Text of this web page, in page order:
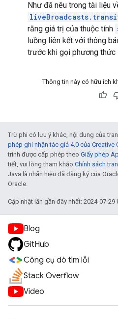
Như đã nêu trong tài liệu
rằng giá trị của thuộc tính
luồng liên kết với thông
trước khi gọi phương thức
Thông tin này có hữu ích
Trừ phi có lưu ý khác, nội dung của
phép ghi nhận tác giả 4.0 của Creative
trình được cấp phép theo Giấy phép
tiết, vui lòng tham khảo Chính sách
Java là nhãn hiệu đã đăng ký của
Oracle.
Cập nhật lần gần đây nhất: 2024-07-29
Blog
GitHub
Công cụ dò tìm lỗi
Stack Overflow
Video